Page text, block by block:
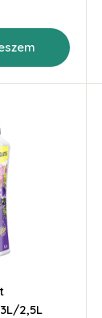
2,5L